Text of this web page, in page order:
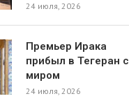
24 июля, 2026
Премьер Ирака
прибыл в Тегеран с
миром
24 июля, 2026